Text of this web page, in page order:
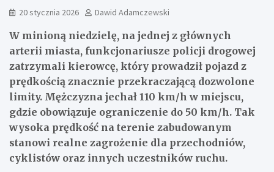
20 stycznia 2026 Dawid Adamczewski
W minioną niedzielę, na jednej z głównych
arterii miasta, funkcjonariusze policji drogowej
zatrzymali kierowcę, który prowadził pojazd z
prędkością znacznie przekraczającą dozwolone
limity. Mężczyzna jechał 110 km/h w miejscu,
gdzie obowiązuje ograniczenie do 50 km/h. Tak
wysoka prędkość na terenie zabudowanym
stanowi realne zagrożenie dla przechodniów,
cyklistów oraz innych uczestników ruchu.